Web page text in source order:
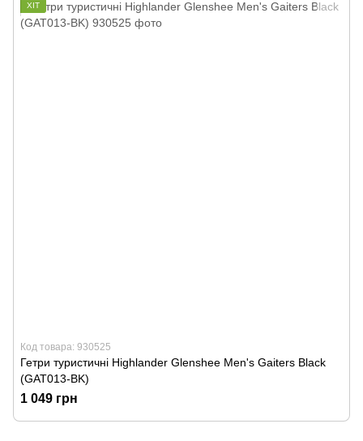
ХІТ
Код товара: 930525
Гетри туристичні Highlander Glenshee Men's Gaiters Black
(GAT013-BK)
1 049 грн